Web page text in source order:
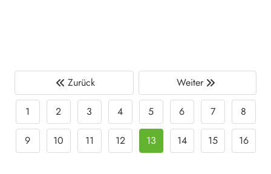
Zurück Weiter
1 2 3 4 5 6 7 8
9 10 11 12 13 14 15 16